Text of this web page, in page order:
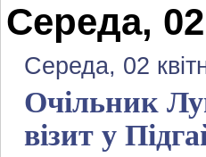
Середа,
Середа, 02
Очільник
візит у